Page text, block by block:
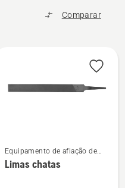
Comparar
See
more
Equipamento de afiação de
motosserra
Limas chatas